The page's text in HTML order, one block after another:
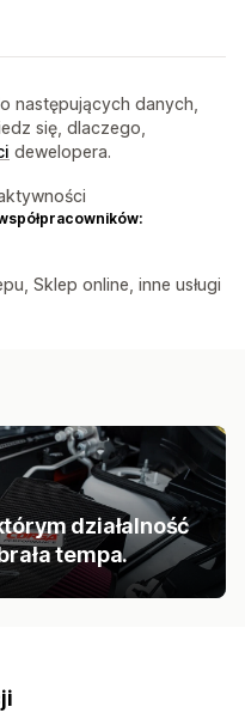
następujących danych,
się, dlaczego,
dewelopera.
Sklep online, inne usługi
działalność
tempa.